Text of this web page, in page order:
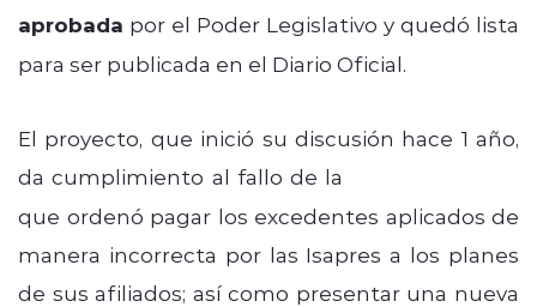
aprobada por el Poder Legislativo y quedó lista
para ser publicada en el Diario Oficial.
El proyecto, que inició su discusión hace 1 año,
da cumplimiento al fallo de la
que ordenó pagar los excedentes aplicados de
manera incorrecta por las Isapres a los planes
de sus afiliados; así como presentar una nueva